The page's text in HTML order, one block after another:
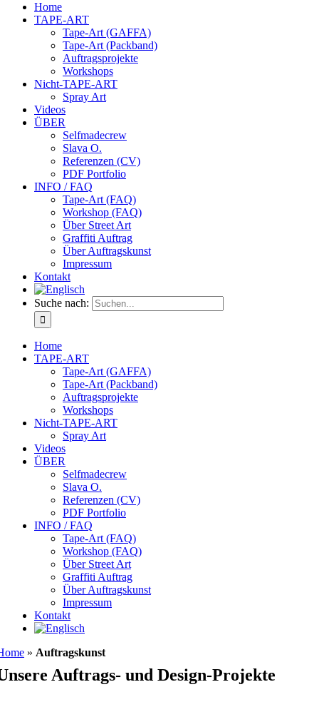
Home
TAPE-ART
Tape-Art (GAFFA)
Tape-Art (Packband)
Auftragsprojekte
Workshops
Nicht-TAPE-ART
Spray Art
Videos
ÜBER
Selfmadecrew
Slava O.
Referenzen (CV)
PDF Portfolio
INFO / FAQ
Tape-Art (FAQ)
Workshop (FAQ)
Über Street Art
Graffiti Auftrag
Über Auftragskunst
Impressum
Kontakt
Suche nach:
Home
TAPE-ART
Tape-Art (GAFFA)
Tape-Art (Packband)
Auftragsprojekte
Workshops
Nicht-TAPE-ART
Spray Art
Videos
ÜBER
Selfmadecrew
Slava O.
Referenzen (CV)
PDF Portfolio
INFO / FAQ
Tape-Art (FAQ)
Workshop (FAQ)
Über Street Art
Graffiti Auftrag
Über Auftragskunst
Impressum
Kontakt
» Auftragskunst
Auftrags- und Design-Projekte